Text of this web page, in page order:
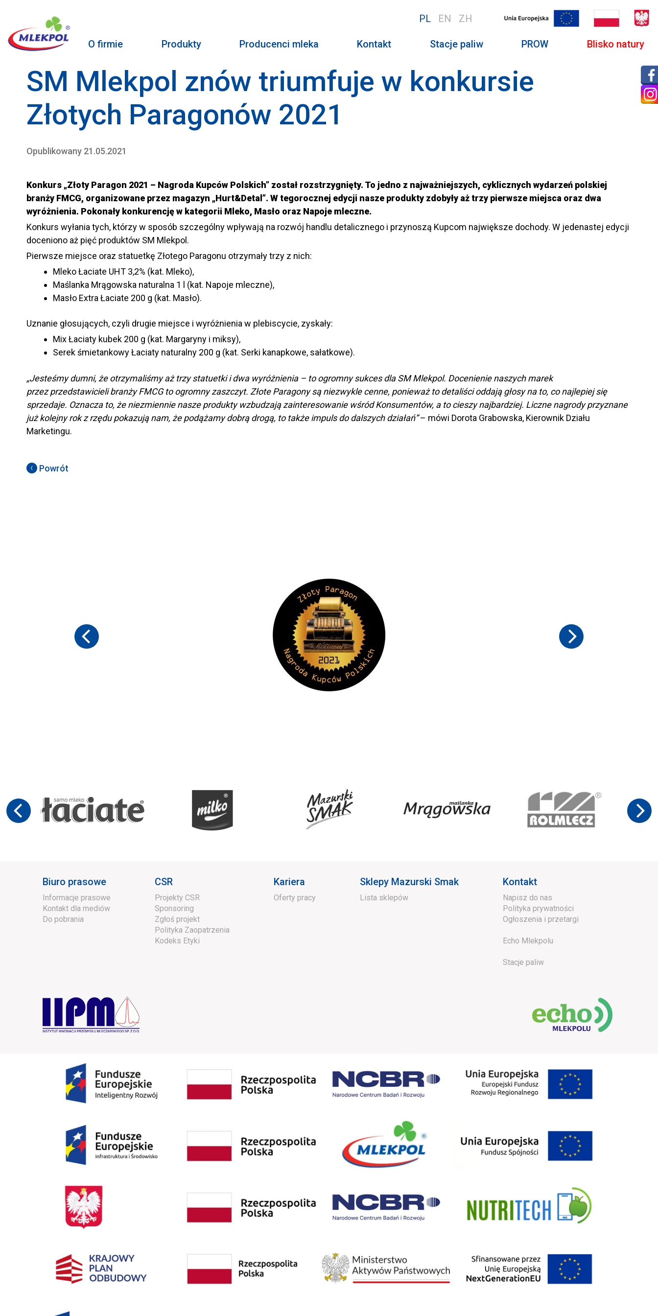
PL EN ZH
O firmie Produkty Producenci mleka Kontakt Stacje paliw PROW Blisko natury
SM Mlekpol znów triumfuje w konkursie
Złotych Paragonów 2021
Opublikowany 21.05.2021
Konkurs „Złoty Paragon 2021 – Nagroda Kupców Polskich”został rozstrzygnięty. To jedno z najważniejszych, cyklicznych wydarzeń polskiej
branży FMCG, organizowane przez magazyn „Hurt&Detal”. W tegorocznej edycji nasze produkty zdobyły aż trzy pierwsze miejsca oraz dwa
wyróżnienia. Pokonały konkurencję w kategorii Mleko, Masło oraz Napoje mleczne.
Konkurs wyłania tych, którzy w sposób szczególny wpływają na rozwój handlu detalicznego i przynoszą Kupcom największe dochody. W jedenastej edycji
doceniono aż pięć produktów SM Mlekpol.
Pierwsze miejsce oraz statuetkę Złotego Paragonu otrzymały trzy z nich:
Mleko Łaciate UHT 3,2% (kat. Mleko),
Maślanka Mrągowska naturalna 1 l (kat. Napoje mleczne),
Masło Extra Łaciate 200 g (kat. Masło).
Uznanie głosujących, czyli drugie miejsce i wyróżnienia w plebiscycie, zyskały:
Mix Łaciaty kubek 200 g (kat. Margaryny i miksy),
Serek śmietankowy Łaciaty naturalny 200 g (kat. Serki kanapkowe, sałatkowe).
„Jesteśmy dumni, że otrzymaliśmy aż trzy statuetki i dwa wyróżnienia – to ogromny sukces dla SM Mlekpol. Docenienie naszych marek
przez przedstawicieli branży FMCG to ogromny zaszczyt. Złote Paragony są niezwykle cenne, ponieważ to detaliści oddają głosy na to, co najlepiej się
sprzedaje. Oznacza to, że niezmiennie nasze produkty wzbudzają zainteresowanie wśród Konsumentów, a to cieszy najbardziej. Liczne nagrody przyznane
już kolejny rok z rzędu pokazują nam, że podążamy dobrą drogą, to także impuls do dalszych działań”– mówi Dorota Grabowska, Kierownik Działu
Marketingu.
Powrót
Biuro prasowe
Informacje prasowe
Kontakt dla mediów
Do pobrania
CSR
Projekty CSR
Sponsoring
Zgłoś projekt
Polityka Zaopatrzenia
Kodeks Etyki
Kariera
Oferty pracy
Sklepy Mazurski Smak
Lista sklepów
Kontakt
Napisz do nas
Polityka prywatności
Ogłoszenia i przetargi
Echo Mlekpolu
Stacje paliw